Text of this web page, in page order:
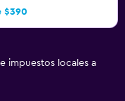
$390
impuestos locales a